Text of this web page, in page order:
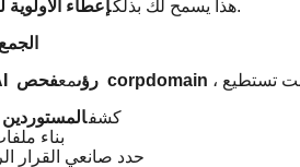
هذا يسمح لك بذلكإعطاء الأولوية
مع أعلى مستويات النمو.
4⃣
TradeLink AI رؤىمع فحص corpdomain
✅ كشف
✅ بناء
✅ حدد صانعي القرار